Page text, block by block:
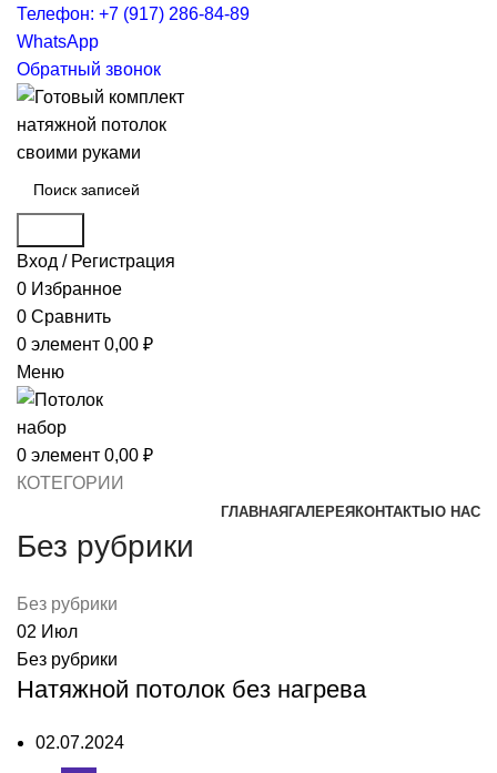
Телефон: +7 (917) 286-84-89
WhatsApp
Обратный звонок
Вход / Регистрация
0 Избранное
0 Сравнить
0 элемент 0,00 ₽
Меню
0 элемент 0,00 ₽
КОТЕГОРИИ
ГЛАВНАЯ ГАЛЕРЕЯ КОНТАКТЫ О НАС
Без рубрики
Без рубрики
02 Июл
Без рубрики
Натяжной потолок без нагрева
02.07.2024